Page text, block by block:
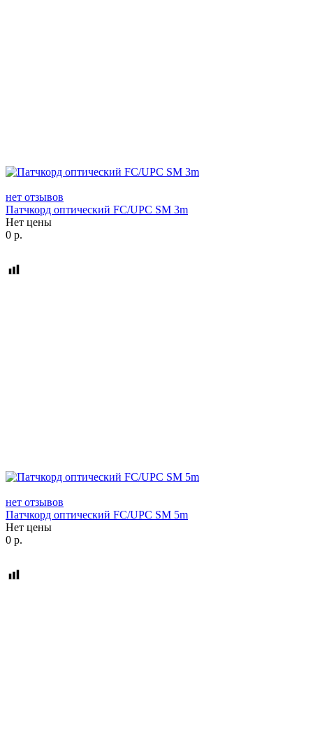
нет отзывов
Патчкорд оптический FC/UPC SM 3m
Нет цены
0 р.
нет отзывов
Патчкорд оптический FC/UPC SM 5m
Нет цены
0 р.